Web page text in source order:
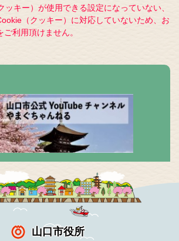
ッキー）が使用できる設定になっていない、
（クッキー）に対応していないため、お
利用頂けません。
山口市役所